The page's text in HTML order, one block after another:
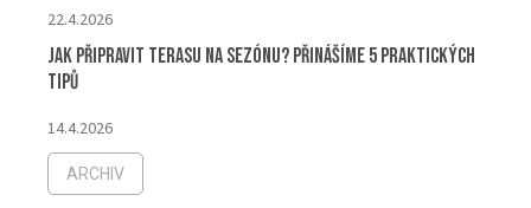
22.4.2026
Jak připravit terasu na sezónu? Přinášíme 5 praktických
tipů
14.4.2026
ARCHIV